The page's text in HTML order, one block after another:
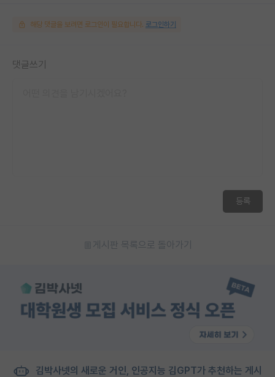
해당 댓글을 보려면 로그인이 필요합니다. 로그인하기
댓글쓰기
등록
게시판 목록으로 돌아가기
김박사넷의 새로운 거인, 인공지능 김GPT가 추천하는 게시